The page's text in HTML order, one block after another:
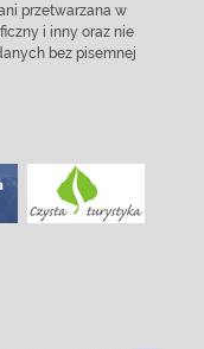
przetwarzana w
i inny oraz nie
bez pisemnej